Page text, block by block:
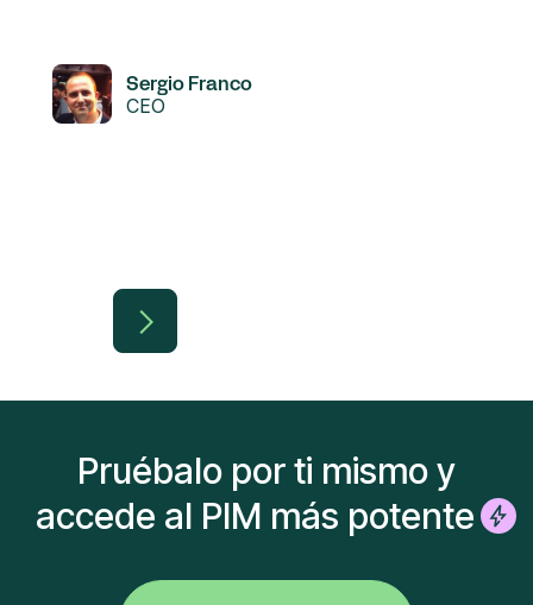
Sergio Franco
CEO
Pruébalo por ti mismo y
accede al PIM más potente